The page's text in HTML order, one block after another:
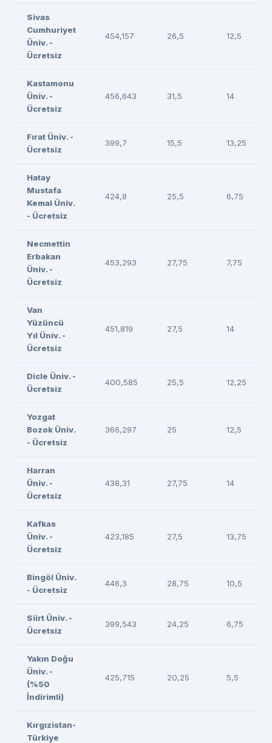
Sivas
Cumhuriyet
Üniv. -
Ücretsiz
454,157 26,5 12,5
Kastamonu
Üniv. -
Ücretsiz
456,643 31,5 14
Fırat Üniv. -
Ücretsiz
399,7 15,5 13,25
Hatay
Mustafa
Kemal Üniv.
- Ücretsiz
424,8 25,5 6,75
Necmettin
Erbakan
Üniv. -
Ücretsiz
453,293 27,75 7,75
Van
Yüzüncü
Yıl Üniv. -
Ücretsiz
451,819 27,5 14
Dicle Üniv. -
Ücretsiz
400,585 25,5 12,25
Yozgat
Bozok Üniv.
- Ücretsiz
366,297 25 12,5
Harran
Üniv. -
Ücretsiz
438,31 27,75 14
Kafkas
Üniv. -
Ücretsiz
423,185 27,5 13,75
Bingöl Üniv.
- Ücretsiz
446,3 28,75 10,5
Siirt Üniv. -
Ücretsiz
399,543 24,25 6,75
Yakın Doğu
Üniv. -
(%50
İndirimli)
425,715 20,25 5,5
Kırgızistan-
Türkiye